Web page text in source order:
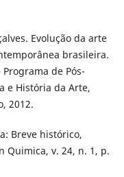
Evolução da arte
brasileira.
de Pós-
e História da Arte,
2012.
Breve histórico,
Quimica, v. 24, n. 1, p.